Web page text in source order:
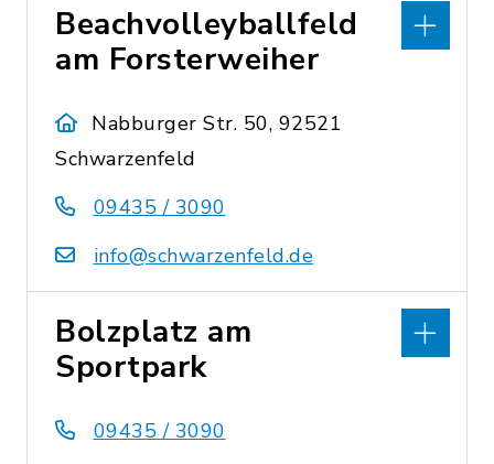
Beachvolleyballfeld
am Forsterweiher
Nabburger Str. 50, 92521
Schwarzenfeld
09435 / 3090
info@schwarzenfeld.de
Bolzplatz am
Sportpark
09435 / 3090